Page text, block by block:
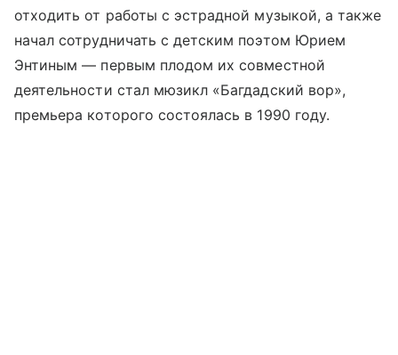
отходить от работы с эстрадной музыкой, а также
начал сотрудничать с детским поэтом Юрием
Энтиным — первым плодом их совместной
деятельности стал мюзикл «Багдадский вор»,
премьера которого состоялась в 1990 году.